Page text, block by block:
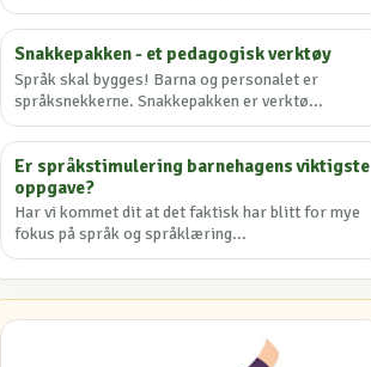
Snakkepakken - et pedagogisk verktøy
Språk skal bygges! Barna og personalet er
språksnekkerne. Snakkepakken er verktø...
Er språkstimulering barnehagens viktigste
oppgave?
Har vi kommet dit at det faktisk har blitt for mye
fokus på språk og språklæring...